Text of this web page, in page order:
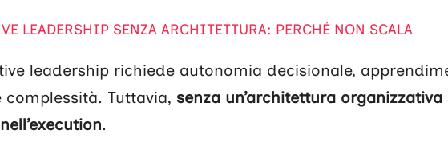
LEADERSHIP SENZA ARCHITETTURA: PERCHÉ NON SCALA
leadership richiede autonomia decisionale,
complessità. Tuttavia, senza un’architettura
.